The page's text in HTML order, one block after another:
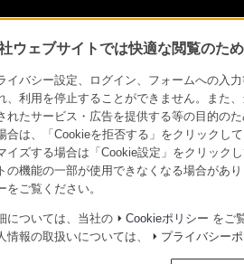
ーストアについて ソニーストアのご利用ガ
のご利用ガイド
ニーストアのご利用方法・サービ
ウェブサイトでは快適な閲覧のた
イバシー設定、ログイン、フォームへの入
、利用を停止することができません。また
れたサービス・広告を提供する等の目的の
合は、「Cookieを拒否する」をクリックし
イズする場合は「Cookie設定」をクリック
の機能の一部が使用できなくなる場合があ
をご覧ください。
については、当社の Cookieポリシー をご
情報の取扱いについては、
プライバシー